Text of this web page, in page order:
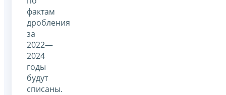
фактам
дробления
за
2022—
2024
годы
будут
списаны.